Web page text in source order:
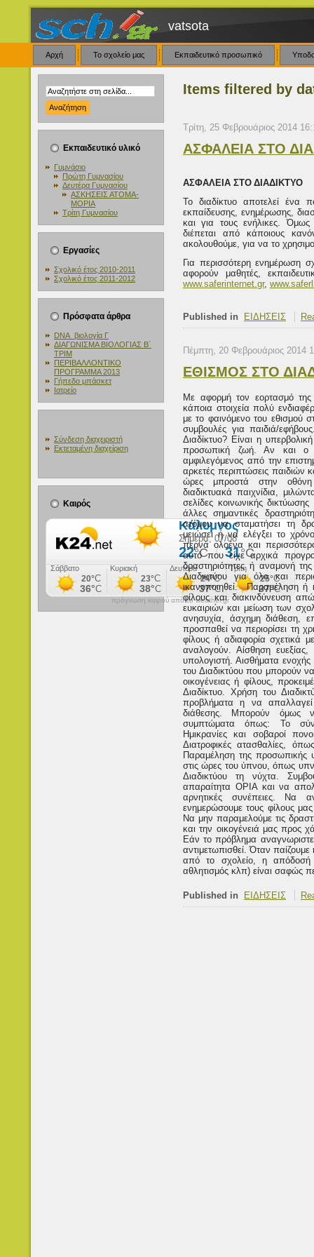
vatsota
Αρχή Το σχολείο μας Εκπαιδευτικό προσωπικό
Εκπαιδευτικό υλικό
Γυμνάσιο
Πρώτη Γυμνασίου
Δευτέρα Γυμνασίου
ΑΣΚΗΣΕΙΣ ΑΤΟΜΑ-
ΜΟΡΙΑ
Τρίτη Γυμνασίου
Εργασίες
Σχολικό έτος 2010-2011
Σχολικό έτος 2011-2012
Πρόσφατα άρθρα
DNA_βιολογία Γ
ΔΙΑΓΩΝΙΣΜΑ ΒΙΟΛΟΓΙΑΣ Β΄
ΤΡΙΜ
ΠΕΡΙΒΑΛΛΟΝΤΙΚΟ
ΠΡΟΓΡΑΜΜΑ 2013
Γήπεδο μπάσκετ
Ιατρείο
Σύνδεση διαχειριστή
Εκτεταμένη διαχείριση
Καιρός
πρόγνωση καιρού από το weather.gr
Items filtered by
Τρίτη, 25 Φεβρουάριος 2014
ΑΣΦΑΛΕΙΑ ΣΤΟ
ΑΣΦΑΛΕΙΑ ΣΤΟ ΔΙΑΔΙΚΤΥΟ
Το διαδίκτυο αποτελεί ένα
εκπαίδευσης, ενημέρωσης,
και για τους ενήλικες.
διέπεται από κάποιους
ακολουθούμε, για να το
Για περισσότερη ενημέρωση
αφορούν μαθητές,
www.saferinternet.gr,
Published in ΕΙΔΗΣΕΙΣ
Πέμπτη, 20 Φεβρουάριος 2014
ΕΘΙΣΜΟΣ ΣΤΟ
Με αφορμή τον εορτασμό της
κάποια στοιχεία πολύ
με το φαινόμενο του εθισμού
συμβουλές για παιδιά/
Διαδίκτυο? Eίναι η
προσωπική ζωή. Αν και ο
αμφιλεγόμενος από την
αρκετές περιπτώσεις
ώρες μπροστά στην οθόνη
διαδικτυακά παιχνίδια,
σελίδες κοινωνικής
άλλες σημαντικές
ατόμου να σταματήσει τη
μειώσει ή να ελέγξει το
περνά ολοένα και
αυτό που είχε αρχικά
δραστηριότητες ή αναμονή
Διαδικτύου για όλο και
ικανοποιηθεί. Παραμέληση ή
φίλους και διακινδύνευση
ευκαιριών και μείωση των
ανησυχία, άσχημη διάθεση,
προσπαθεί να περιορίσει τη
φίλους ή αδιαφορία σχετικά
αναλογούν. Αίσθηση ευεξίας,
υπολογιστή. Αισθήματα
του Διαδικτύου που μπορούν
οικογένειας ή φίλους,
Διαδίκτυο. Χρήση του
προβλήματα η να
διάθεσης. Μπορούν όμως
συμπτώματα όπως: Το
Ημικρανίες και σοβαροί
Διατροφικές ατασθαλίες,
Παραμέληση της προσωπικής
στις ώρες του ύπνου, όπως
Διαδικτύου τη νύχτα.
απαραίτητα ΟΡΙΑ και να
αρνητικές συνέπειες. Να
ενημερώσουμε τους φίλους
Να μην παραμελούμε τις
και την οικογένειά μας προς
Εάν το πρόβλημα
αντιμετωπισθεί. Όταν
από το σχολείο, η απόδοσή
αθλητισμός κλπ) είναι σαφώς
Published in ΕΙΔΗΣΕΙΣ